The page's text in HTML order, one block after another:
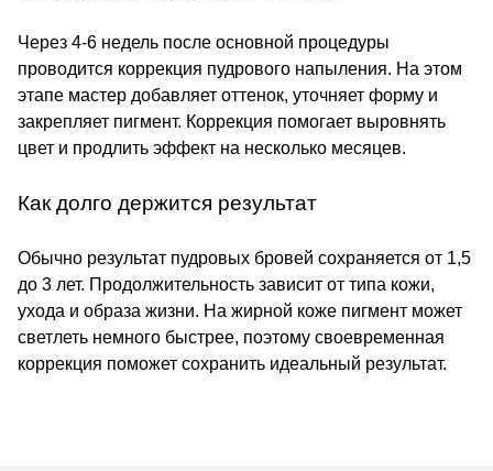
Через 4-6 недель после основной процедуры
проводится коррекция пудрового напыления. На этом
этапе мастер добавляет оттенок, уточняет форму и
закрепляет пигмент. Коррекция помогает выровнять
цвет и продлить эффект на несколько месяцев.
Как долго держится результат
Обычно результат пудровых бровей сохраняется от 1,5
до 3 лет. Продолжительность зависит от типа кожи,
ухода и образа жизни. На жирной коже пигмент может
светлеть немного быстрее, поэтому своевременная
коррекция поможет сохранить идеальный результат.